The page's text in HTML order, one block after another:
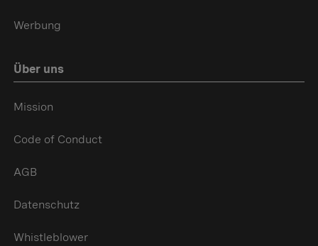
Werbung
Über uns
Mission
Code of Conduct
AGB
Datenschutz
Whistleblower